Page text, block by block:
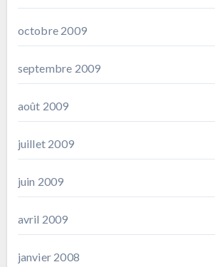
octobre 2009
septembre 2009
août 2009
juillet 2009
juin 2009
avril 2009
janvier 2008